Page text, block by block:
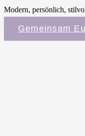
Modern, persönlich,
Gemeinsam